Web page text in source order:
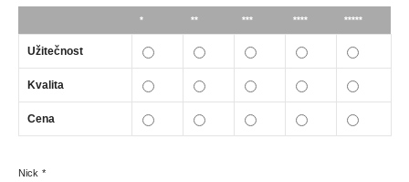
* ** *** **** *****
Užitečnost
Kvalita
Cena
*
Nick